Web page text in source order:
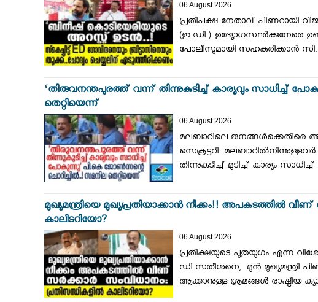
06 August 2026
പ്രതിപക്ഷ നേതാവ് പിണറായി
(ഇ.ഡി.) ഉദ്യോഗസ്ഥര്‍ക്കുനേരെ
പോലീസുമായി സഹകരിക്കാന്‍
‘തിരുവനന്തപുരത്ത് വന്ന് തിന്നുകുടിച്ച് കാര്യവും സാധിച്ച്
തെറ്റിയെന്ന്
06 August 2026
മലബാറിലെ ജനങ്ങള്‍ക്കെതിരെ
സെക്രട്ടറി.
തിന്നുകുടിച്ച് മുടിച്ച് കാര്യം
മുഖ്യമന്ത്രിയെ മുഖ്യപ്രതിയാക്കാൻ നീക്കം!! അപകടത്തിൽ
കാലിടറിയോ?
06 August 2026
പ്രതീക്ഷയുടെ പുതുയുഗം എന്ന
ഡി സതീശനെ, മുൻ മുഖ്യമന്ത്രി
ആക്കാനുള്ള ശ്രമങ്ങൾ രാഷ്ട്രീയ